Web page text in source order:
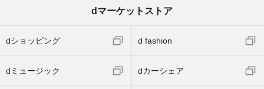
dマーケットストア
dショッピング d fashion
dミュージック dカーシェア